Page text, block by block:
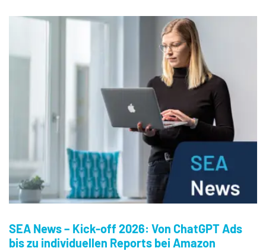
SEA News – Kick-off 2026: Von ChatGPT Ads
bis zu individuellen Reports bei Amazon